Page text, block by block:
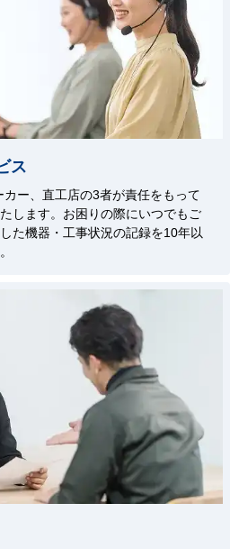
ス
ー、直工店の3者が責任をもって
します。お困りの際にいつでもご
た機器・工事状況の記録を10年以